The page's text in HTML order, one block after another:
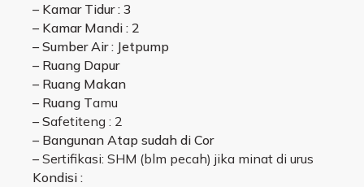
– Kamar Tidur : 3
– Kamar Mandi : 2
– Sumber Air : Jetpump
– Ruang Dapur
– Ruang Makan
– Ruang Tamu
– Safetiteng : 2
– Bangunan Atap sudah di Cor
– Sertifikasi: SHM (blm pecah) jika minat di urus
Kondisi :